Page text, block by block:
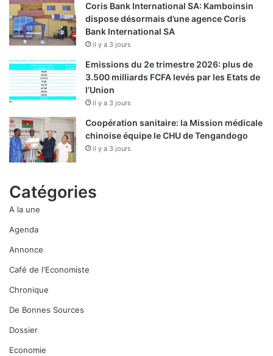
Coris Bank International SA: Kamboinsin
dispose désormais d’une agence Coris
Bank International SA
il y a 3 jours
Emissions du 2e trimestre 2026: plus de
3.500 milliards FCFA levés par les Etats de
l’Union
il y a 3 jours
Coopération sanitaire: la Mission médicale
chinoise équipe le CHU de Tengandogo
il y a 3 jours
Catégories
A la une
Agenda
Annonce
Café de l'Economiste
Chronique
De Bonnes Sources
Dossier
Economie